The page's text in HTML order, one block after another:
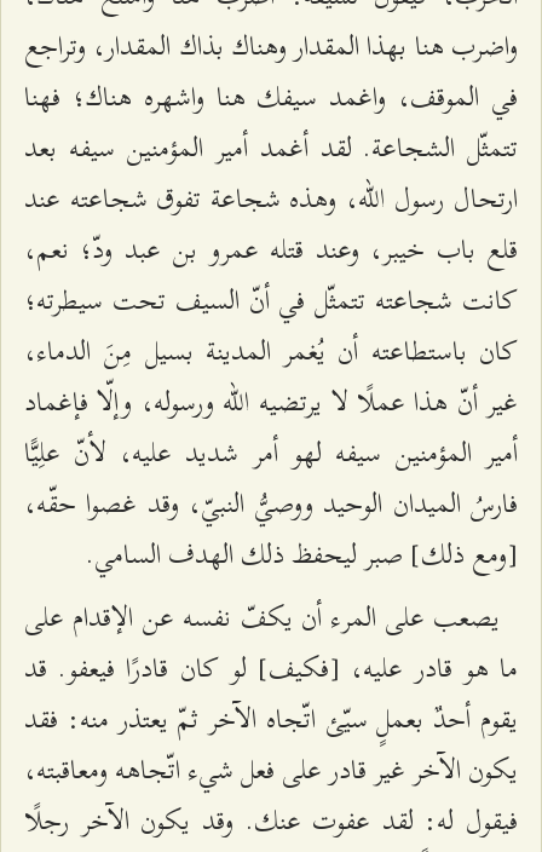
واضرب هنا بهذا المقدار وهناك بذاك المقدار، وتراجع
في الموقف، واغمد سيفك هنا واشهره هناك؛ فهنا
تتمثّل الشجاعة. لقد أغمد أمير المؤمنين سيفه بعد
ارتحال رسول الله، وهذه شجاعة تفوق شجاعته عند
قلع باب خيبر، وعند قتله عمرو بن عبد ودّ؛ نعم،
كانت شجاعته تتمثّل في أنّ السيف تحت سيطرته؛
كان باستطاعته أن يُغمر المدينة بسيل مِنَ الدماء،
غير أنّ هذا عملًا لا يرتضيه الله ورسوله، وإلّا فإغماد
أمير المؤمنين سيفه لهو أمر شديد عليه، لأنّ علِيًّا
فارسُ الميدان الوحيد ووصيُّ النبيّ، وقد غصوا حقّه،
[ومع ذلك] صبر ليحفظ ذلك الهدف السامي.
يصعب على المرء أن يكفّ نفسه عن الإقدام على
ما هو قادر عليه، [فكيف] لو كان قادرًا فيعفو. قد
يقوم أحدٌ بعملٍ سيّئ اتّجاه الآخر ثمّ يعتذر منه: فقد
يكون الآخر غير قادر على فعل شيء اتّجاهه ومعاقبته،
فيقول له: لقد عفوت عنك. وقد يكون الآخر رجلًا